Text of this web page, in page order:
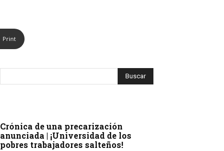
Print
Crónica de una precarización
anunciada | ¡Universidad de los
pobres trabajadores salteños!